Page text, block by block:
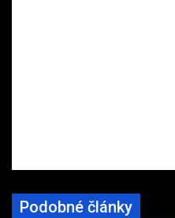
Podobné články